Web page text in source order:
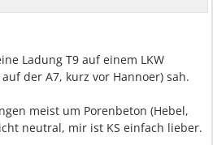
Ladung T9 auf einem LKW
der A7, kurz vor Hannoer) sah.
meist um Porenbeton (Hebel,
neutral, mir ist KS einfach lieber.